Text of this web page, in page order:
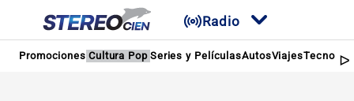
Radio
Promociones Cultura Pop Series y PelículasAutosViajes